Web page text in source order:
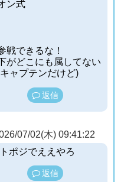
ン式
戦できるな！
がどこにも属してない
ャプテンだけど)
返信
07/02(木) 09:41:22
ポジでええやろ
返信